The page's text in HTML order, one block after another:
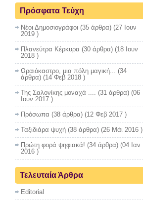
Πρόσφατα Τεύχη
Νέοι Δημοσιογράφοι (35 άρθρα) (27 Ιουν
2019 )
Πλανεύτρα Κέρκυρα (30 άρθρα) (18 Ιουν
2018 )
Ωραιόκαστρο, μια πόλη μαγική... (34
άρθρα) (14 Φεβ 2018 )
Της Σαλονίκης μοναχά .... (31 άρθρα) (06
Ιουν 2017 )
Πρόσωπα (38 άρθρα) (12 Φεβ 2017 )
Ταξιδιάρα ψυχή (38 άρθρα) (26 Μάι 2016 )
Πρώτη φορά ψηφιακά! (34 άρθρα) (04 Ιαν
2016 )
Τελευταία Άρθρα
Editorial